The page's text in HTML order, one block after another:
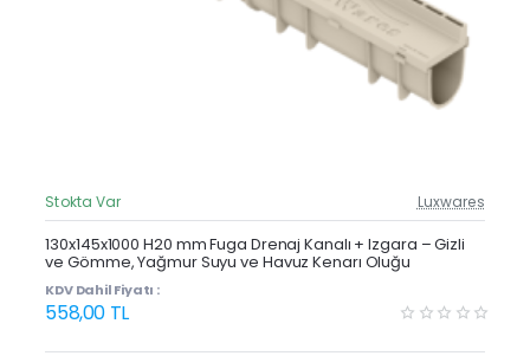
Güncel Fiyat
Yeni Ürün
Stokta Var Luxwares
130x145x1000 H20 mm Fuga Drenaj Kanalı + Izgara – Gizli
ve Gömme, Yağmur Suyu ve Havuz Kenarı Oluğu
KDV Dahil Fiyatı :
558,00 TL